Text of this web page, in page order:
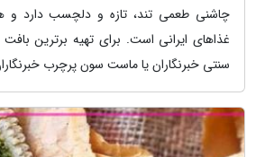
چاشنی طعمی تند، تازه و دلچسب دارد و
غذاهای ایرانی است. برای تهیه برترین
سنتی خبرنگاران یا ماست سون پرچرب